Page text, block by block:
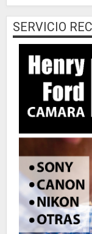
SERVICIO